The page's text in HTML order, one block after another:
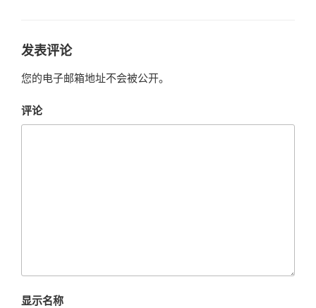
发表评论
您的电子邮箱地址不会被公开。
评论
显示名称